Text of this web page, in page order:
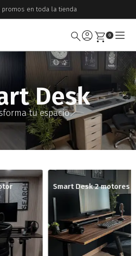
promos en toda la tienda
0
Desk
tu espacio
Smart Desk 2 motores